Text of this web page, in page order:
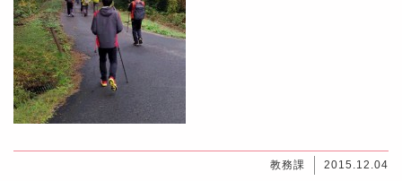
教務課 2015.12.04